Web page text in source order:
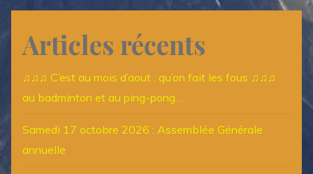
Articles récents
♫♫♫ C’est au mois d’aout , qu’on fait les fous ♫♫♫
au badminton et au ping-pong…
Samedi 17 octobre 2026 : Assemblée Générale
annuelle